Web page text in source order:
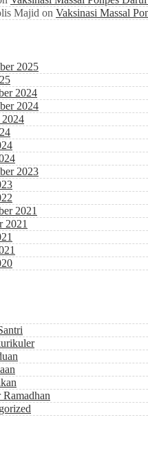
Majid on Vaksinasi Massal
2025
2024
2024
2023
2021
2021
Ramadhan